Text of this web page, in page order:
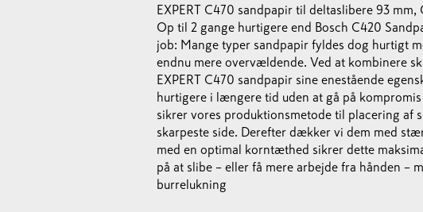
EXPERT C470 sandpapir til deltaslibere 93 mm,
Op til 2 gange hurtigere end Bosch C420
job: Mange typer sandpapir fyldes dog hurtigt
endnu mere overvældende. Ved at kombinere
EXPERT C470 sandpapir sine enestående
hurtigere i længere tid uden at gå på
sikrer vores produktionsmetode til placering af
skarpeste side. Derefter dækker vi dem med
med en optimal korntæthed sikrer dette
på at slibe – eller få mere arbejde fra hånden –
burrelukning